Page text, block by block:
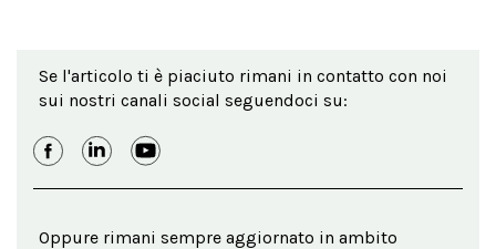
Se l'articolo ti è piaciuto rimani in contatto con noi
sui nostri canali social seguendoci su:
Oppure rimani sempre aggiornato in ambito